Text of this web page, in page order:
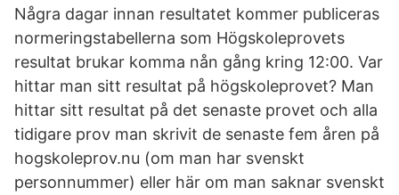
Några dagar innan resultatet kommer publiceras
normeringstabellerna som Högskoleprovets
resultat brukar komma nån gång kring 12:00. Var
hittar man sitt resultat på högskoleprovet? Man
hittar sitt resultat på det senaste provet och alla
tidigare prov man skrivit de senaste fem åren på
hogskoleprov.nu (om man har svenskt
personnummer) eller här om man saknar svenskt